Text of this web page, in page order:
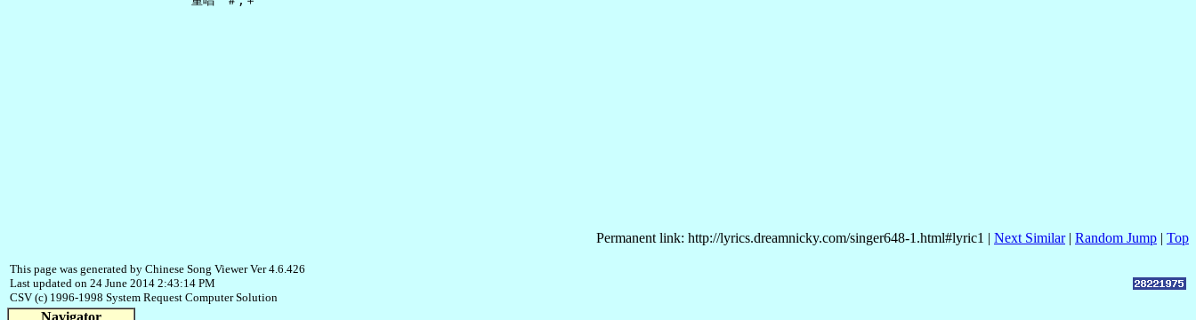
Permanent link: http://lyrics.dreamnicky.com/singer648-1.html#lyric1 | Next Similar| Random Jump | Top
This page was generated by Chinese Song Viewer Ver 4.6.426
Last updated on 24 June 2014 2:43:14 PM
CSV (c) 1996-1998 System Request Computer Solution